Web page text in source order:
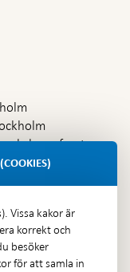
Vissa kakor är
korrekt och
besöker
för att samla in